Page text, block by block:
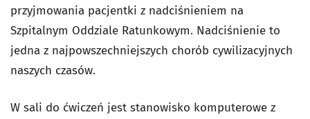
przyjmowania pacjentki z nadciśnieniem na
Szpitalnym Oddziale Ratunkowym. Nadciśnienie to
jedna z najpowszechniejszych chorób cywilizacyjnych
naszych czasów.
W sali do ćwiczeń jest stanowisko komputerowe z